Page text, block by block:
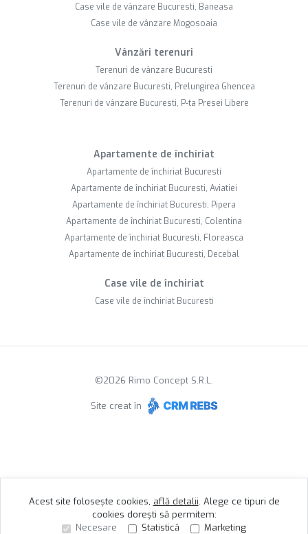
Case vile de vânzare Bucuresti, Baneasa
Case vile de vânzare Mogosoaia
Vânzări terenuri
Terenuri de vânzare Bucuresti
Terenuri de vânzare Bucuresti, Prelungirea Ghencea
Terenuri de vânzare Bucuresti, P-ta Presei Libere
Apartamente de închiriat
Apartamente de închiriat Bucuresti
Apartamente de închiriat Bucuresti, Aviatiei
Apartamente de închiriat Bucuresti, Pipera
Apartamente de închiriat Bucuresti, Colentina
Apartamente de închiriat Bucuresti, Floreasca
Apartamente de închiriat Bucuresti, Decebal
Case vile de închiriat
Case vile de închiriat Bucuresti
©2026 Rimo Concept S.R.L.
Site creat în
Acest site folosește cookies, află detalii. Alege ce tipuri de
cookies dorești să permitem:
Necesare
Statistică Marketing